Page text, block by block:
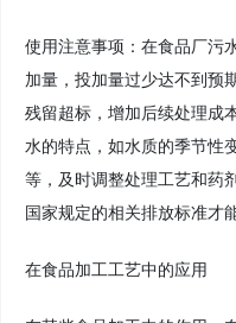
使用注意事项：在食品厂污
加量，投加量过少达不到预
残留超标，增加后续处理成
水的特点，如水质的季节性
等，及时调整处理工艺和药
国家规定的相关排放标准才
在食品加工工艺中的应用